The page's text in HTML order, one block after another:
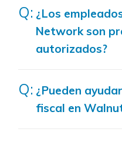
¿Los
Network son
autorizados?
¿Pueden
fiscal en